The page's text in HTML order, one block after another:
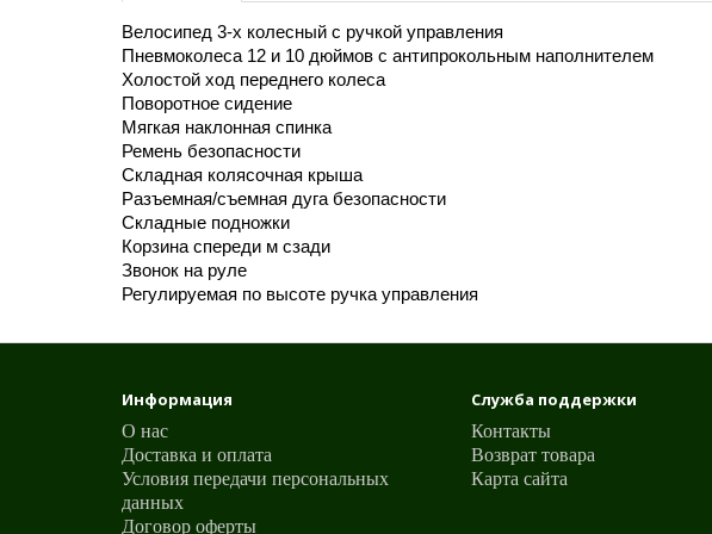
Велосипед 3-х колесный с ручкой управления
Пневмоколеса 12 и 10 дюймов с антипрокольным наполнителем
Холостой ход переднего колеса
Поворотное сидение
Мягкая наклонная спинка
Ремень безопасности
Складная колясочная крыша
Разъемная/съемная дуга безопасности
Складные подножки
Корзина спереди м сзади
Звонок на руле
Регулируемая по высоте ручка управления
Информация
О нас
Доставка и оплата
Условия передачи персональных
данных
Договор оферты
Служба поддержки
Контакты
Возврат товара
Карта сайта